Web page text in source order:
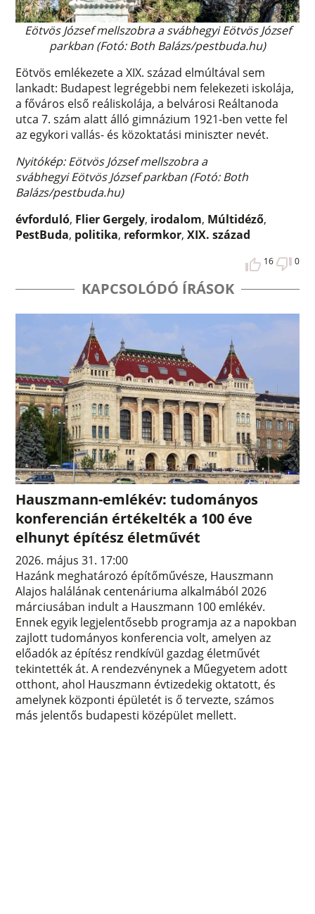
Eötvös József mellszobra a svábhegyi Eötvös József
parkban (Fotó: Both Balázs/pestbuda.hu)
Eötvös emlékezete a XIX. század elmúltával sem
lankadt: Budapest legrégebbi nem felekezeti iskolája,
a főváros első reáliskolája, a belvárosi Reáltanoda
utca 7. szám alatt álló gimnázium 1921-ben vette fel
az egykori vallás- és közoktatási miniszter nevét.
Nyitókép: Eötvös József mellszobra a
svábhegyi Eötvös József parkban (Fotó: Both
Balázs/pestbuda.hu)
évforduló, Flier Gergely, irodalom, Múltidéző,
PestBuda, politika, reformkor,XIX. század
16 0
KAPCSOLÓDÓ ÍRÁSOK
Hauszmann-emlékév: tudományos
konferencián értékelték a 100 éve
elhunyt építész életművét
2026. május 31. 17:00
Hazánk meghatározó építőművésze, Hauszmann
Alajos halálának centenáriuma alkalmából 2026
márciusában indult a Hauszmann 100 emlékév.
Ennek egyik legjelentősebb programja az a napokban
zajlott tudományos konferencia volt, amelyen az
előadók az építész rendkívül gazdag életművét
tekintették át. A rendezvénynek a Műegyetem adott
otthont, ahol Hauszmann évtizedekig oktatott, és
amelynek központi épületét is ő tervezte, számos
más jelentős budapesti középület mellett.